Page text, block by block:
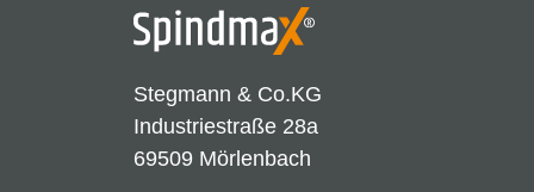
Stegmann & Co.KG
Industriestraße 28a
69509 Mörlenbach